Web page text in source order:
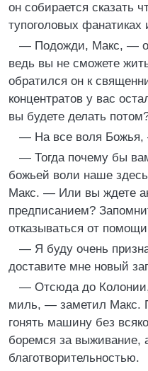
он собирается сказать
тупоголовых
— Подожди, Макс, —
ведь вы не сможете
обратился он к
концентратов у вас
вы будете делать
— На все воля Божья,
— Тогда почему бы
божьей воли наше
Макс. — Или вы ждете
предписанием?
отказываться от
— Я буду очень
доставите мне новый
— Отсюда до
миль, — заметил Макс.
гонять машину без
боремся за выживание,
благотворительностью.